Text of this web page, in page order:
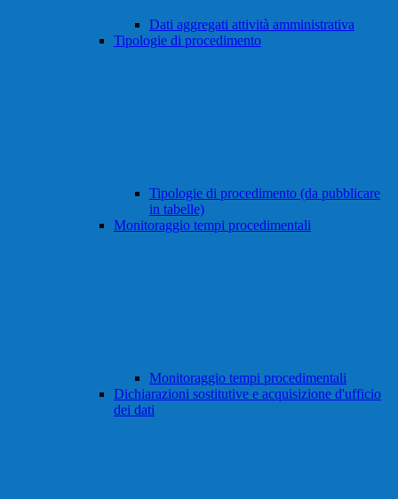
Dati aggregati attività amministrativa
Tipologie di procedimento
Tipologie di procedimento (da pubblicare
in tabelle)
Monitoraggio tempi procedimentali
Monitoraggio tempi procedimentali
Dichiarazioni sostitutive e acquisizione d'ufficio
dei dati